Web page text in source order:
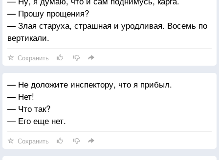
— Прошу прощения?
— Злая старуха, страшная и уродливая. Восемь по
вертикали.
Сохранить
— Не доложите инспектору, что я прибыл.
— Нет!
— Что так?
— Его еще нет.
Сохранить